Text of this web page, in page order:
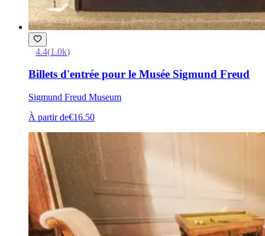
4.4(1.0k)
Billets d'entrée pour le Musée Sigmund Freud
Sigmund Freud Museum
À partir de€16.50